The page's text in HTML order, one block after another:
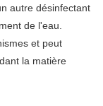
autre désinfectant
de l'eau.
et peut
la matière